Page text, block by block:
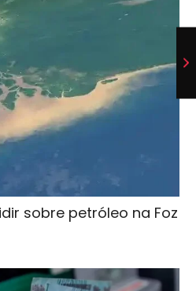
sobre petróleo na Foz